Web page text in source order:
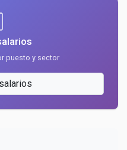
puesto y sector